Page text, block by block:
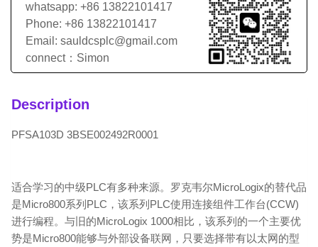
whatsapp: +86 13822101417
Phone: +86 13822101417
Email: sauldcsplc@gmail.com
connect：Simon
Description
PFSA103D 3BSE002492R0001
适合学习的中级PLC有多种来源。罗克韦尔MicroLogix的替代品
是Micro800系列PLC，该系列PLC使用连接组件工作台(CCW)
进行编程。与旧的MicroLogix 1000相比，该系列的一个主要优
势是Micro800能够与外部设备联网，只要选择带有以太网的型